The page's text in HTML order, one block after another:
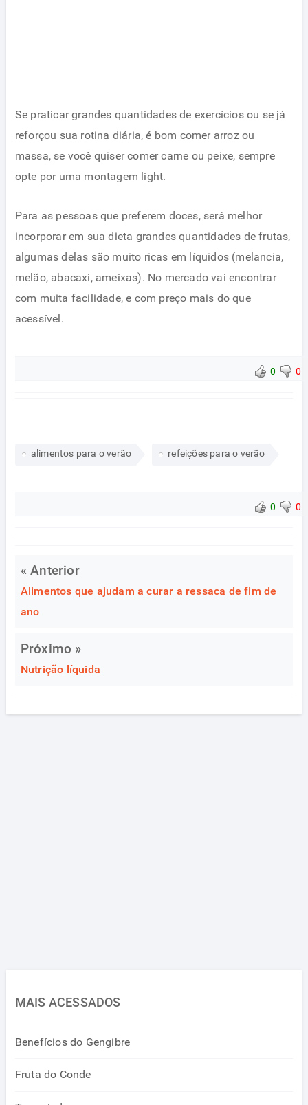
Se praticar grandes quantidades de exercícios ou se já
reforçou sua rotina diária, é bom comer arroz ou
massa, se você quiser comer carne ou peixe, sempre
opte por uma montagem light.
Para as pessoas que preferem doces, será melhor
incorporar em sua dieta grandes quantidades de frutas,
algumas delas são muito ricas em líquidos (melancia,
melão, abacaxi, ameixas). No mercado vai encontrar
com muita facilidade, e com preço mais do que
acessível.
0 0
alimentos para o verão refeições para o verão
0 0
« Anterior
Alimentos que ajudam a curar a ressaca de fim de
ano
Próximo »
Nutrição líquida
MAIS ACESSADOS
Benefícios do Gengibre
Fruta do Conde